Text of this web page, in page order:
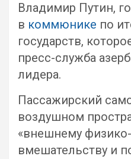
Владимир Путин,
в коммюнике по
государств,
пресс-служба
лидера.
Пассажирский
воздушном
«внешнему
вмешательству и